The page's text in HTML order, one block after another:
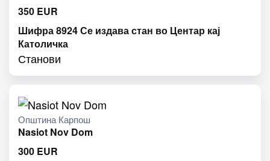
350 EUR
Шифра 8924 Се издава стан во Центар кај
Католичка
Станови
Општина Карпош
Nasiot Nov Dom
300 EUR